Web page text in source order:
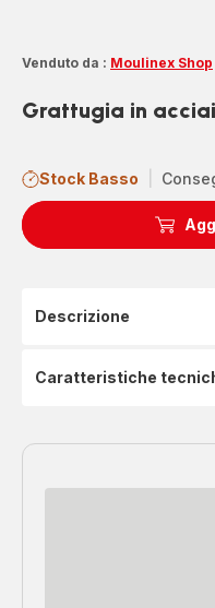
Venduto da : Moulinex Shop
Grattugia in
Stock Basso
Descrizione
Caratteristiche